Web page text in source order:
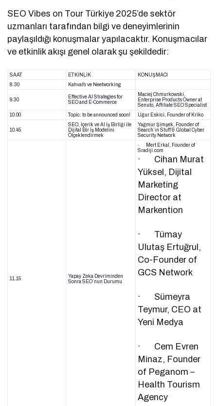
SEO Vibes on Tour Türkiye 2025’de sektör
uzmanları tarafından bilgi ve deneyimlerinin
paylaşıldığı konuşmalar yapılacaktır. Konuşmacılar
ve etkinlik akışı genel olarak şu şekildedir:
SAAT ETKİNLİK
KONUŞMACI
8.30
Kahvaltı ve Neetworking
9.30
Effective Al Strategies for
SEO and E-Commerce
Maciej Chmurkowski,
Enterprise Products Owner at
Senuto, Affiliate SEO Specialist
10.00
Topic: to be announced soon! Uğur Eskici, Founder of Kriko
10.45
SEO, İçerik ve Al İş Birliği ile
Dijital Bir İş Modelini
Ölçeklendirmek
Yağmur Şimşek, Founder of
Search’ın Stuff & Global Cyber
Security Network
11.15
Yapay Zeka Devriminden
Sonra SEO’nun Durumu
· Mert Erkal, Founder of
Sradiji.com
· Cihan Murat
Yüksel, Dijital
Marketing
Director at
Markention
· Tümay
Ulutaş Ertuğrul,
Co-Founder of
GCS Network
· Sümeyra
Teymur, CEO at
Yeni Medya
· Cem Evren
Minaz, Founder
of Peganom –
Health Tourism
Agency